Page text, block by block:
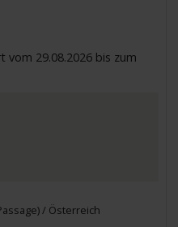
vom 29.08.2026 bis zum
/ Österreich